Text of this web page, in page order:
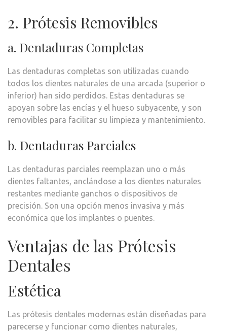
2. Prótesis Removibles
a. Dentaduras Completas
Las dentaduras completas son utilizadas cuando
todos los dientes naturales de una arcada (superior o
inferior) han sido perdidos. Estas dentaduras se
apoyan sobre las encías y el hueso subyacente, y son
removibles para facilitar su limpieza y mantenimiento.
b. Dentaduras Parciales
Las dentaduras parciales reemplazan uno o más
dientes faltantes, anclándose a los dientes naturales
restantes mediante ganchos o dispositivos de
precisión. Son una opción menos invasiva y más
económica que los implantes o puentes.
Ventajas de las Prótesis
Dentales
Estética
Las prótesis dentales modernas están diseñadas para
parecerse y funcionar como dientes naturales,